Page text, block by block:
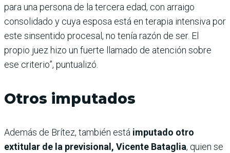
para una persona de la tercera edad, con arraigo
consolidado y cuya esposa está en terapia intensiva por
este sinsentido procesal, no tenía razón de ser. El
propio juez hizo un fuerte llamado de atención sobre
ese criterio”, puntualizó.
Otros imputados
Además de Brítez, también está imputado otro
extitular de la previsional, Vicente Bataglia, quien se